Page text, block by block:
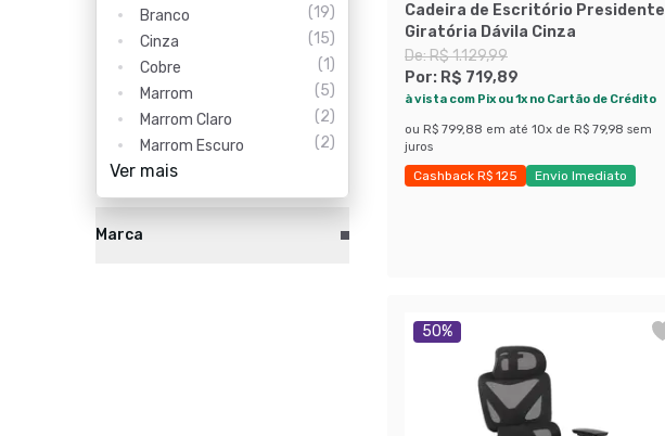
Branco
(19)
Cinza
(15)
Cobre
(1)
Marrom
(5)
Marrom Claro
(2)
Marrom Escuro
(2)
Ver mais
Marca
Cadeira de Escritório Presidente
Giratória Dávila Cinza
De:R$ 1.129,99
Por: R$ 719,89
à vista com Pix ou 1x no Cartão de Crédito
ou R$ 799,88 em até 10x de R$ 79,98 sem
juros
Cashback R$ 125
Envio Imediato
50%